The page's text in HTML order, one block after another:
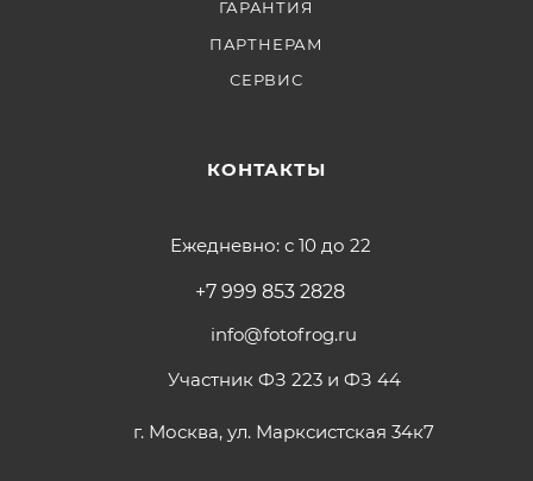
ГАРАНТИЯ
ПАРТНЕРАМ
СЕРВИС
КОНТАКТЫ
Ежедневно: с 10 до 22
+7 999 853 2828
info@fotofrog.ru
Участник ФЗ 223 и ФЗ 44
г. Москва, ул. Марксистская 34к7